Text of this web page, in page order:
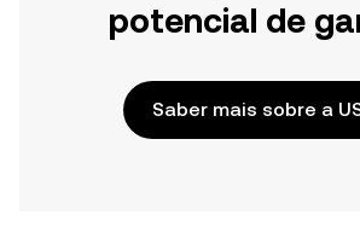
potencial de
Saber mais sobre a